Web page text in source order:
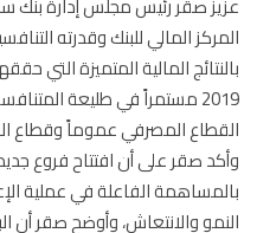
المالي للبنك وقدرته التنافسية
المالية المتميزة التي حققها
2019 مستمراً في طليعة
المصرفي عموماً وقطاع
صقر على أن افتتاح فروع جديدة
الفاعلة في عملية
والانتعاش، وأوضح صقر أن